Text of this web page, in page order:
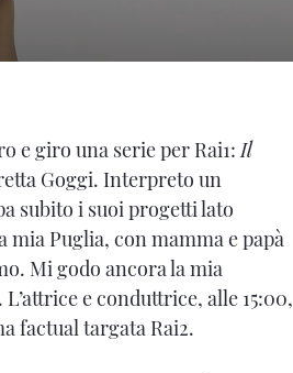
e giro una serie per Rai1:Il
Goggi. Interpreto un
subito i suoi progetti lato
mia Puglia, con mamma e papà
Mi godo ancora la mia
e conduttrice, alle 15:00,
factual targata Rai2.